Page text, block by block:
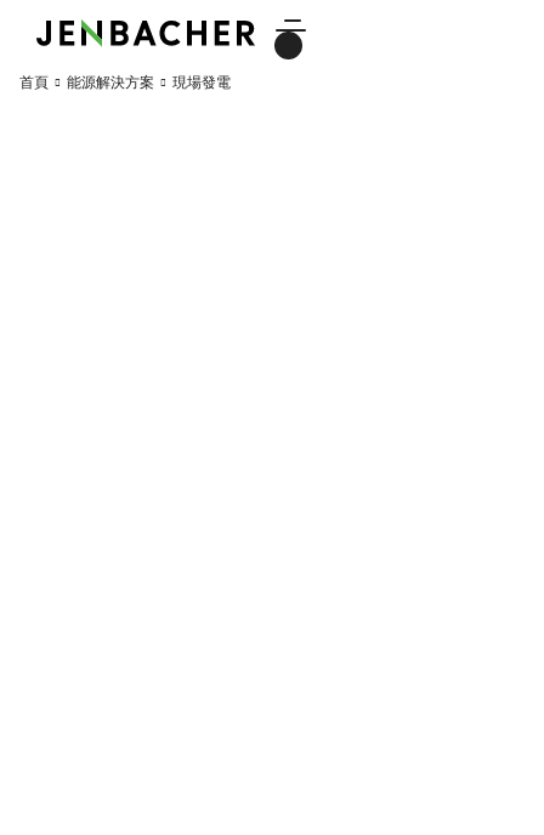
首頁 能源解決方案 現場發電